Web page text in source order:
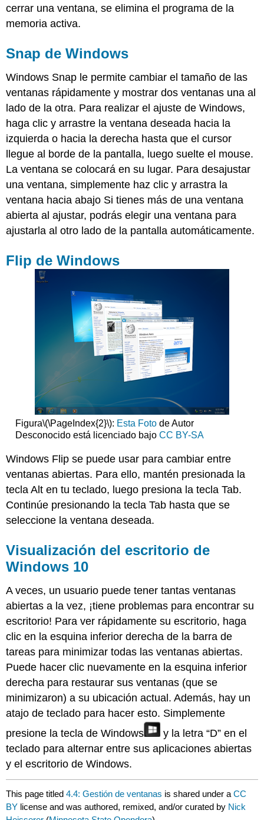
cerrar una ventana, se elimina el programa de la
memoria activa.
Snap de Windows
Windows Snap le permite cambiar el tamaño de las
ventanas rápidamente y mostrar dos ventanas una al
lado de la otra. Para realizar el ajuste de Windows,
haga clic y arrastre la ventana deseada hacia la
izquierda o hacia la derecha hasta que el cursor
llegue al borde de la pantalla, luego suelte el mouse.
La ventana se colocará en su lugar. Para desajustar
una ventana, simplemente haz clic y arrastra la
ventana hacia abajo Si tienes más de una ventana
abierta al ajustar, podrás elegir una ventana para
ajustarla al otro lado de la pantalla automáticamente.
Flip de Windows
Figura\(\PageIndex{2}\): Esta Fotode Autor
Desconocido está licenciado bajo CC BY-SA
Windows Flip se puede usar para cambiar entre
ventanas abiertas. Para ello, mantén presionada la
tecla Alt en tu teclado, luego presiona la tecla Tab.
Continúe presionando la tecla Tab hasta que se
seleccione la ventana deseada.
Visualización del escritorio de
Windows 10
A veces, un usuario puede tener tantas ventanas
abiertas a la vez, ¡tiene problemas para encontrar su
escritorio! Para ver rápidamente su escritorio, haga
clic en la esquina inferior derecha de la barra de
tareas para minimizar todas las ventanas abiertas.
Puede hacer clic nuevamente en la esquina inferior
derecha para restaurar sus ventanas (que se
minimizaron) a su ubicación actual. Además, hay un
atajo de teclado para hacer esto. Simplemente
presione la tecla de Windows
y la letra “D” en el
teclado para alternar entre sus aplicaciones abiertas
y el escritorio de Windows.
This page titled4.4: Gestión de ventanas is shared under aCC
BY license and was authored, remixed, and/or curated by Nick